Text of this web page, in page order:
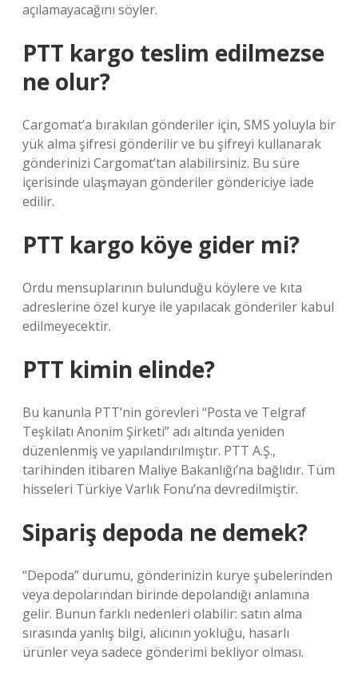
açılamayacağını söyler.
PTT kargo teslim edilmezse
ne olur?
Cargomat’a bırakılan gönderiler için, SMS yoluyla bir
yük alma şifresi gönderilir ve bu şifreyi kullanarak
gönderinizi Cargomat’tan alabilirsiniz. Bu süre
içerisinde ulaşmayan gönderiler göndericiye iade
edilir.
PTT kargo köye gider mi?
Ordu mensuplarının bulunduğu köylere ve kıta
adreslerine özel kurye ile yapılacak gönderiler kabul
edilmeyecektir.
PTT kimin elinde?
Bu kanunla PTT’nin görevleri “Posta ve Telgraf
Teşkilatı Anonim Şirketi” adı altında yeniden
düzenlenmiş ve yapılandırılmıştır. PTT A.Ş.,
tarihinden itibaren Maliye Bakanlığı’na bağlıdır. Tüm
hisseleri Türkiye Varlık Fonu’na devredilmiştir.
Sipariş depoda ne demek?
“Depoda” durumu, gönderinizin kurye şubelerinden
veya depolarından birinde depolandığı anlamına
gelir. Bunun farklı nedenleri olabilir: satın alma
sırasında yanlış bilgi, alıcının yokluğu, hasarlı
ürünler veya sadece gönderimi bekliyor olması.